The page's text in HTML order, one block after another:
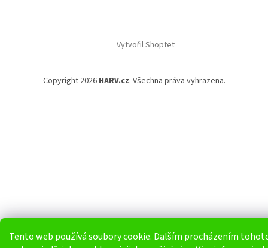
Tento web používá soubory cookie. Dalším procházením
Vytvořil Shoptet
Copyright 2026 HARV.cz. Všechna práva vyhrazena.